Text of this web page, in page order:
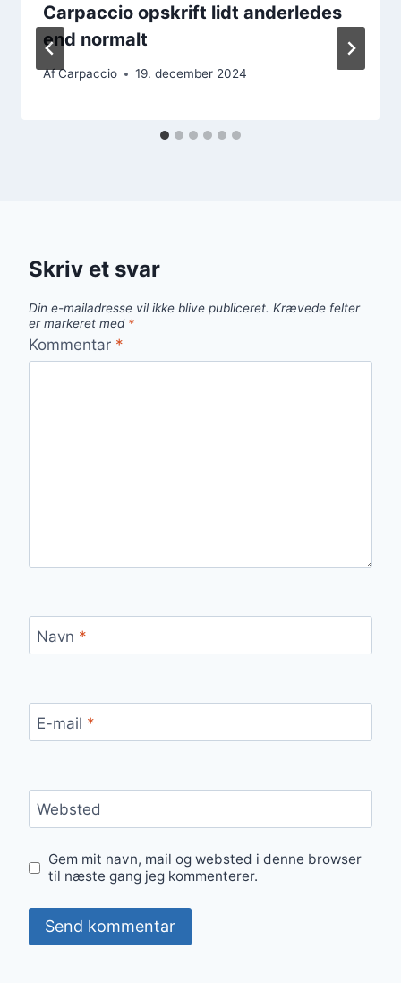
Carpaccio opskrift lidt anderledes
end normalt
AfCarpaccio 19. december 2024
Skriv et svar
Din e-mailadresse vil ikke blive publiceret. Krævede felter
er markeret med *
Kommentar *
Navn *
E-mail *
Websted
Gem mit navn, mail og websted i denne browser
til næste gang jeg kommenterer.